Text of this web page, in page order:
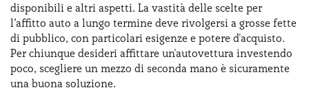
disponibili e altri aspetti. La vastità delle scelte per
l’affitto auto a lungo termine deve rivolgersi a grosse fette
di pubblico, con particolari esigenze e potere d'acquisto.
Per chiunque desideri affittare un'autovettura investendo
poco, scegliere un mezzo di seconda mano è sicuramente
una buona soluzione.